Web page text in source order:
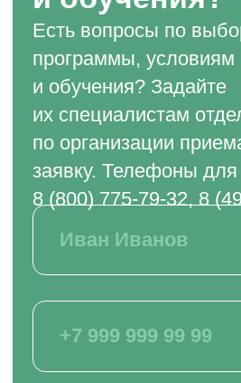
РЕКВИЗИТЫ
ИНН 7722392399
ОГРН 1177700004063
Юридический адрес:117535, г. Москва,
ОБРАТНЫЙ ЗВОНОК
Кинология и зоопсихология
Рыбоводство
Растениеводство
Животноводство
Ветеринария